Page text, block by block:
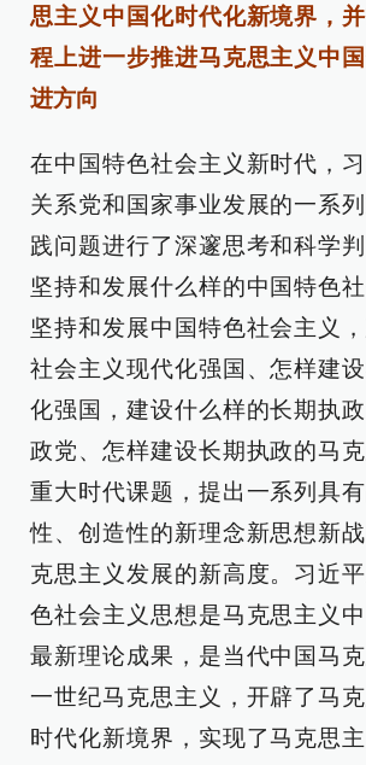
思主义中国化时代化新境界，
程上进一步推进马克思主义中
进方向
在中国特色社会主义新时代，
关系党和国家事业发展的一系
践问题进行了深邃思考和科学
坚持和发展什么样的中国特色
坚持和发展中国特色社会主义
社会主义现代化强国、怎样建
化强国，建设什么样的长期执
政党、怎样建设长期执政的马
重大时代课题，提出一系列具
性、创造性的新理念新思想新
克思主义发展的新高度。习近
色社会主义思想是马克思主义
最新理论成果，是当代中国马
一世纪马克思主义，开辟了马
时代化新境界，实现了马克思